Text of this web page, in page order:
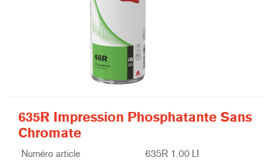
635R Impression Phosphatante Sans
Chromate
Numéro article 635R 1.00 LI